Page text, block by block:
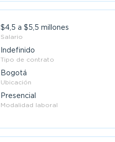
$4,5 a $5,5 millones
Salario
Indefinido
Tipo de contrato
Bogotá
Ubicación
Presencial
Modalidad laboral